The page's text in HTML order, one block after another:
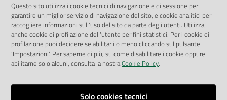
Privacy Policy
Attuazione Misure PNRR
Liste di Attesa
ENTI, IMPRESE E PARTNER
Fatturazione Elettronica
Questo sito utilizza i cookie tecnici di navigazione e di sessione per
garantire un miglior servizio di navigazione del sito, e cookie analitici per
raccogliere informazioni sull'uso del sito da parte degli utenti. Utilizza
anche cookie di profilazione dell'utente per fini statistici. Per i cookie di
profilazione puoi decidere se abilitarli o meno cliccando sul pulsante
'Impostazioni'. Per saperne di più, su come disabilitare i cookie oppure
abilitarne solo alcuni, consulta la nostraCookie Policy.
Solo cookies tecnici